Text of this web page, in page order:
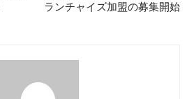
ランチャイズ加盟の募集開始